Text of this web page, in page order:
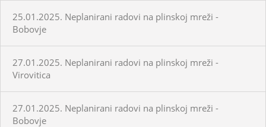
25.01.2025. Neplanirani radovi na plinskoj mreži -
Bobovje
27.01.2025. Neplanirani radovi na plinskoj mreži -
Virovitica
27.01.2025. Neplanirani radovi na plinskoj mreži -
Bobovje